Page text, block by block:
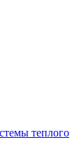
теплого